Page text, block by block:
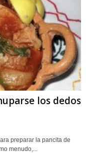
los dedos
preparar la pancita de
menudo,...